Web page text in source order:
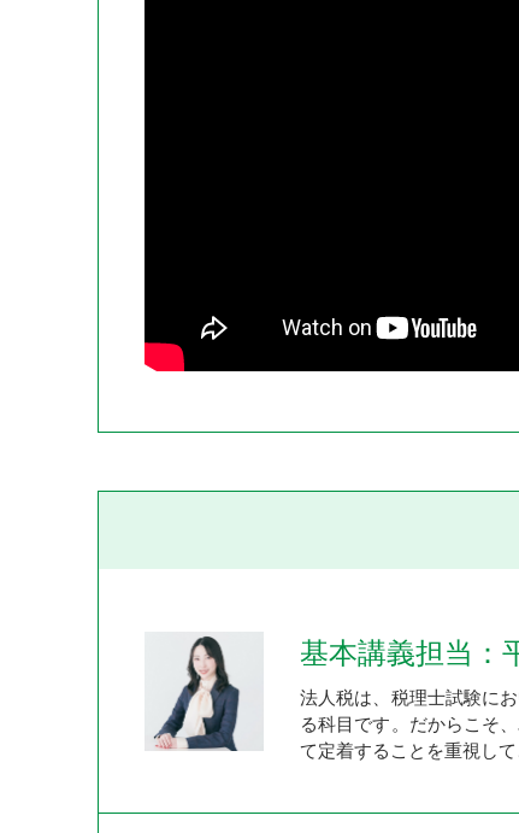
基本講義担当：
法人税は、税理士試験に
る科目です。だからこそ
て定着することを重視して